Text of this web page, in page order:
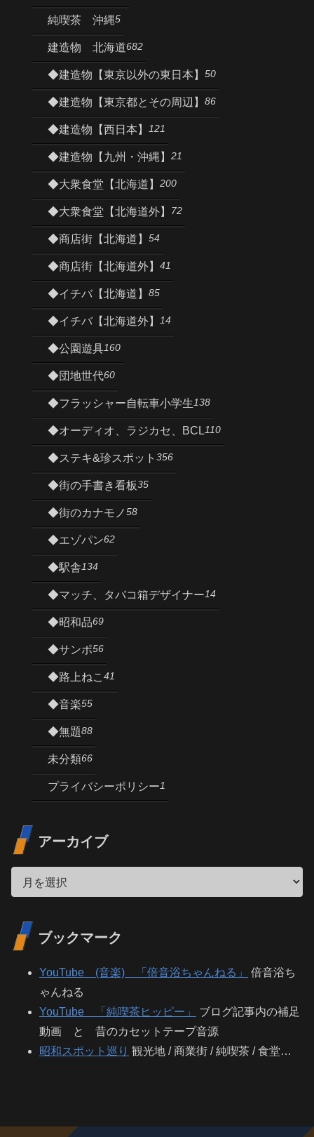
純喫茶 沖縄5
建造物 北海道682
◆建造物【東京以外の東日本】 50
◆建造物【東京都とその周辺】 86
◆建造物【西日本】 121
◆建造物【九州・沖縄】 21
◆大衆食堂【北海道】 200
◆大衆食堂【北海道外】 72
◆商店街【北海道】 54
◆商店街【北海道外】 41
◆イチバ【北海道】 85
◆イチバ【北海道外】 14
◆公園遊具160
◆団地世代60
◆フラッシャー自転車小学生138
◆オーディオ、ラジカセ、BCL110
◆ステキ&珍スポット 356
◆街の手書き看板35
◆街のカナモノ58
◆エゾパン62
◆駅舎134
◆マッチ、タバコ箱デザイナー14
◆昭和品69
◆サンポ56
◆路上ねこ 41
◆音楽55
◆無題88
未分類66
プライバシーポリシー1
アーカイブ
ブックマーク
YouTube (音楽) 「倍音浴ちゃんねる」
倍音浴ち
ゃんねる
YouTube 「純喫茶ヒッピー」
ブログ記事内の補足
動画 と 昔のカセットテープ音源
昭和スポット巡り 観光地 / 商業街 / 純喫茶 / 食堂…